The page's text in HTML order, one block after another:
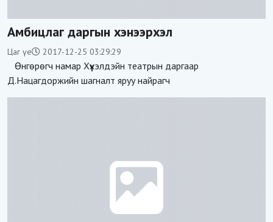
Амбицлаг даргын хэнээрхэл
Цаг үе 2017-12-25 03:29:29
Өнгөрөгч намар Хүүхэлдэйн театрын даргаар
Д.Нацагдоржийн шагналт яруу найрагч